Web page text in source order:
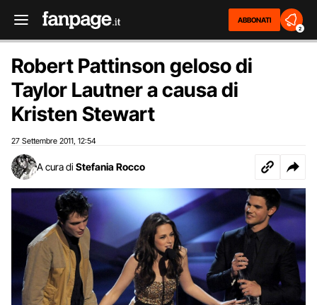
ABBONATI
2
Robert Pattinson geloso di
Taylor Lautner a causa di
Kristen Stewart
27 Settembre 2011 12:54
A cura di Stefania Rocco